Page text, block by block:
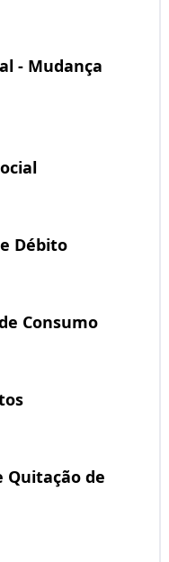
- Mudança
Débito
Consumo
Quitação de